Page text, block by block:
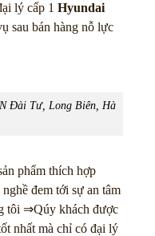
lý cấp 1 Hyundai
sau bán hàng nỗ lực
Đài Tư, Long Biên, Hà
phẩm thích hợp
đem tới sự an tâm
tôi ⇒Qúy khách được
nhất mà chỉ có đại lý